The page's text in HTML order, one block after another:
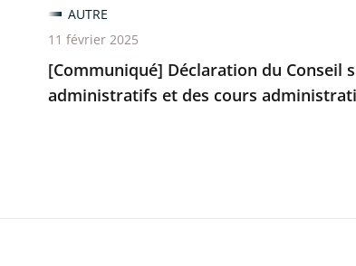
[Communiqué] Déclaration du Conseil
administratifs et des cours
AUTRE
11 février 2025